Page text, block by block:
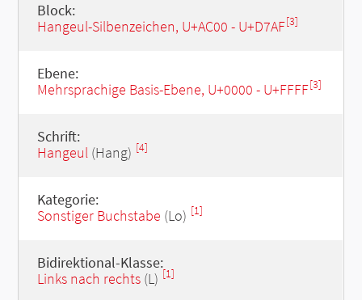
Block:
Hangeul-Silbenzeichen, U+AC00 - U+D7AF[3]
Ebene:
Mehrsprachige Basis-Ebene, U+0000 - U+FFFF[3]
Schrift:
Hangeul(Hang) [4]
Kategorie:
Sonstiger Buchstabe (Lo) [1]
Bidirektional-Klasse:
Links nach rechts(L) [1]